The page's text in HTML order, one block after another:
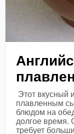
Этот вкусный
плавленным
блюдом на
долгое время.
требует